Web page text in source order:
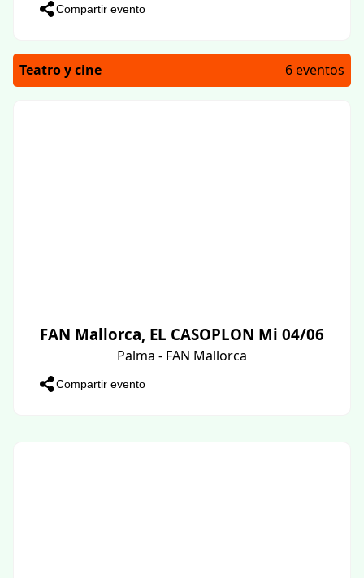
Compartir evento
Teatro y cine 6 eventos
FAN Mallorca, EL CASOPLON Mi 04/06
Palma - FAN Mallorca
Compartir evento